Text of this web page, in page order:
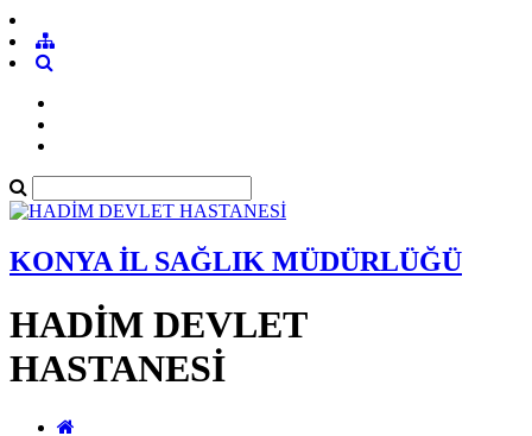
KONYA İL SAĞLIK MÜDÜRLÜĞÜ
HADİM DEVLET
HASTANESİ